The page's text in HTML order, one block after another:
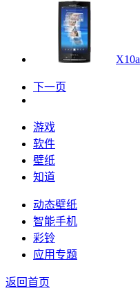
X10a
下一页
游戏
软件
壁纸
知道
动态壁纸
智能手机
彩铃
应用专题
返回首页